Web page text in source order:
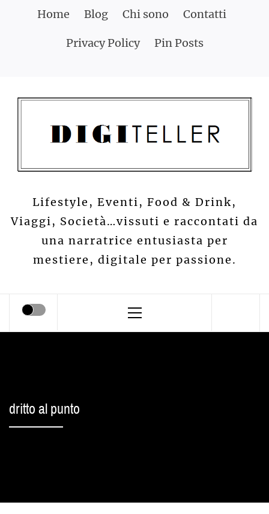
Home Blog Chi sono Contatti
Privacy Policy Pin Posts
Lifestyle, Eventi, Food & Drink,
Viaggi, Società…vissuti e raccontati da
una narratrice entusiasta per
mestiere, digitale per passione.
Menu
dritto al punto